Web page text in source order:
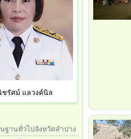
รัศม์ แลวงค์นิล
ฐานทั่วไปจังหวัดลำปาง